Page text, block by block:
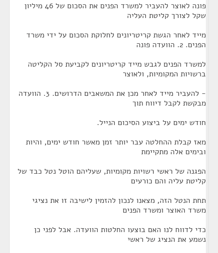
פונה לאוצר להעביר למשרד הפנים את הסכום של 46 מיליון
שקל לצורך קליטת העליה
מייד לאחר הגשת קריטריונים לחלוקת הסכום על ידי משרד
הפנים. 2. הוועדה פונה
למשרד הפנים לגבש מייד קריטריונים לקביעת סל הקליטה
ברשויות המקומיות, ולאוצר
- להעביר מייד לאחר מכן את המשאבים הדרושים. 3. הוועדה
מבקשת לקבל דיווח תוך
חודש ימים על ביצוע הסיכום הנייל.
מאז קבלת ההחלטה עבר יותר זמן מאשר חודש ימים, והיות
ובימים אלה מתקיימת
הפגנה של ראשי רשויות מקומיות, שעליהם הוטל נטל כבד של
קליטת עליה והם כורעים
תחת הנטל הזה, מצאנו לנכון להזמין לישיבה זו את נציגי
משרד האוצר ומשרד הפנים
כדי לדווח לנו האם בוצעו החלטות הוועדה. אבל לפני כן
נשמע את הנציג של ראשי